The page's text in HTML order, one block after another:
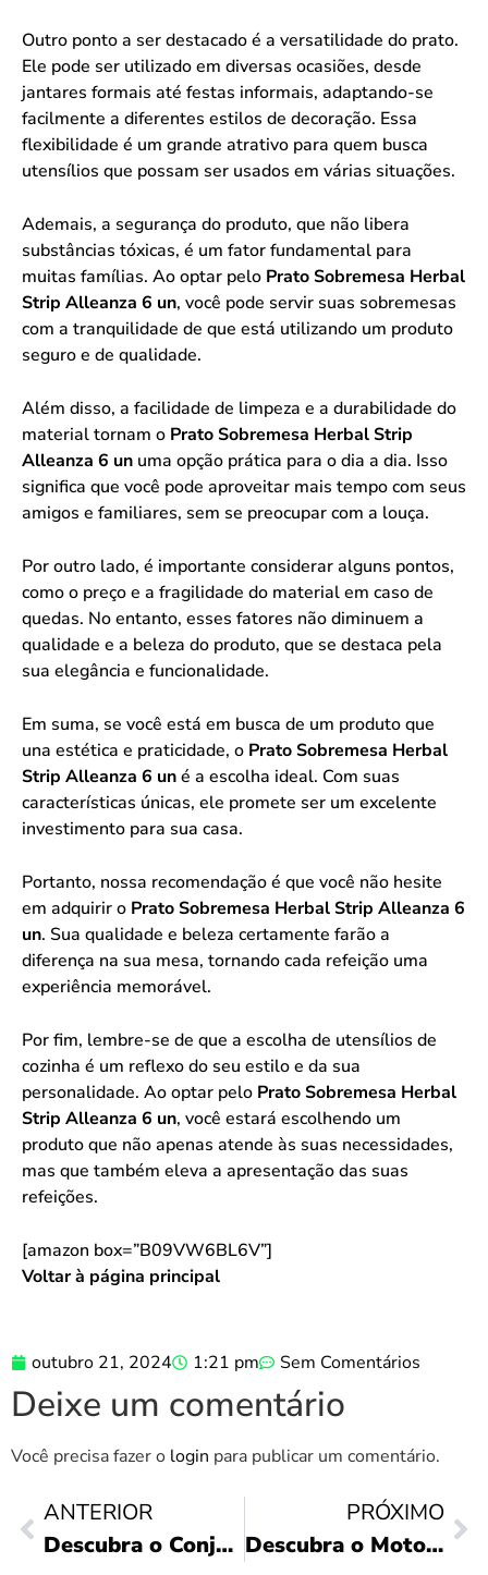
Outro ponto a ser destacado é a versatilidade do prato.
Ele pode ser utilizado em diversas ocasiões, desde
jantares formais até festas informais, adaptando-se
facilmente a diferentes estilos de decoração. Essa
flexibilidade é um grande atrativo para quem busca
utensílios que possam ser usados em várias situações.
Ademais, a segurança do produto, que não libera
substâncias tóxicas, é um fator fundamental para
muitas famílias. Ao optar pelo Prato Sobremesa Herbal
Strip Alleanza 6 un, você pode servir suas sobremesas
com a tranquilidade de que está utilizando um produto
seguro e de qualidade.
Além disso, a facilidade de limpeza e a durabilidade do
material tornam o Prato Sobremesa Herbal Strip
Alleanza 6 un uma opção prática para o dia a dia. Isso
significa que você pode aproveitar mais tempo com seus
amigos e familiares, sem se preocupar com a louça.
Por outro lado, é importante considerar alguns pontos,
como o preço e a fragilidade do material em caso de
quedas. No entanto, esses fatores não diminuem a
qualidade e a beleza do produto, que se destaca pela
sua elegância e funcionalidade.
Em suma, se você está em busca de um produto que
una estética e praticidade, o Prato Sobremesa Herbal
Strip Alleanza 6 uné a escolha ideal. Com suas
características únicas, ele promete ser um excelente
investimento para sua casa.
Portanto, nossa recomendação é que você não hesite
em adquirir o Prato Sobremesa Herbal Strip Alleanza 6
un. Sua qualidade e beleza certamente farão a
diferença na sua mesa, tornando cada refeição uma
experiência memorável.
Por fim, lembre-se de que a escolha de utensílios de
cozinha é um reflexo do seu estilo e da sua
personalidade. Ao optar pelo Prato Sobremesa Herbal
Strip Alleanza 6 un, você estará escolhendo um
produto que não apenas atende às suas necessidades,
mas que também eleva a apresentação das suas
refeições.
[amazon box=”B09VW6BL6V”]
Voltar à página principal
outubro 21, 2024 1:21 pm Sem Comentários
Deixe um comentário
Você precisa fazer o login para publicar um comentário.
ANTERIOR
Descubra o Conjunto de Pratos Verona: Estilo e Praticidade
PRÓXIMO
Descubra o Motorola Moto G24: Vale a Pena?